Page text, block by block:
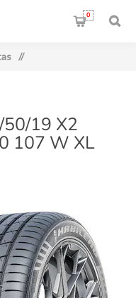
0
/
50/19 X2
107 W XL